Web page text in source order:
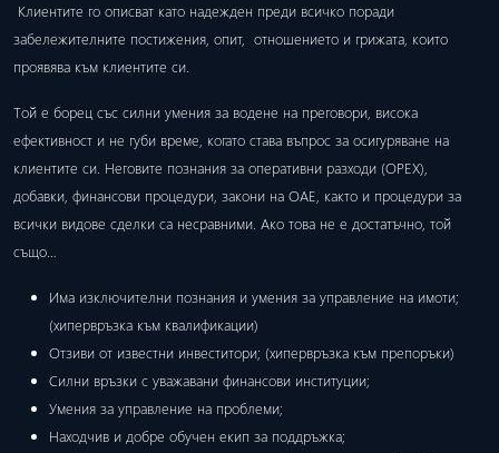
Клиентите го описват като надежден преди всичко поради
забележителните постижения, опит, отношението и грижата, които
проявява към клиентите си.
Той е борец със силни умения за водене на преговори, висока
ефективност и не губи време, когато става въпрос за осигуряване на
клиентите си. Неговите познания за оперативни разходи (ОРЕХ),
добавки, финансови процедури, закони на ОАЕ, както и процедури за
всички видове сделки са несравними. Ако това не е достатъчно, той
също…
Има изключителни познания и умения за управление на имоти;
(хипервръзка към квалификации)
Отзиви от известни инвеститори; (хипервръзка към препоръки)
Силни връзки с уважавани финансови институции;
Умения за управление на проблеми;
Находчив и добре обучен екип за поддръжка;